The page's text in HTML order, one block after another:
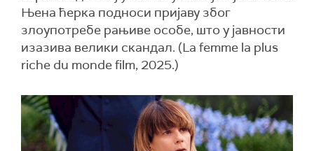
Њена ћерка подноси пријаву због
злоупотребе рањиве особе, што у јавности
изазива велики скандал. (La femme la plus
riche du monde film, 2025.)